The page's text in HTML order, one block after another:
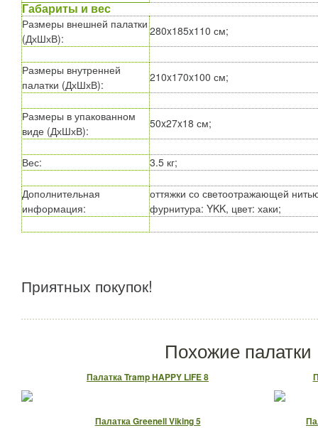
Габариты и вес
Размеры внешней палатки
(ДхШхВ):
280x185x110 см;
Размеры внутренней
палатки (ДхШхВ):
210x170x100 см;
Размеры в упакованном
виде (ДхШхВ):
50x27x18 см;
Вес: 3.5 кг;
Дополнительная
информация:
оттяжки со светоотражающей
фурнитура: YKK, цвет: хаки;
Приятных покупок!
Похожие палатки
Палатка Tramp HAPPY LIFE 8
Палатка Greenell Viking 5